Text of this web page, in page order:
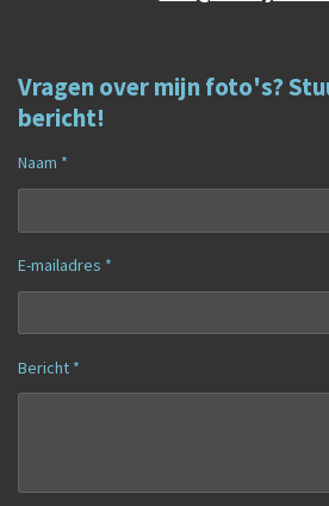
Vragen over mijn foto's?
bericht!
Naam *
E-mailadres *
Bericht *